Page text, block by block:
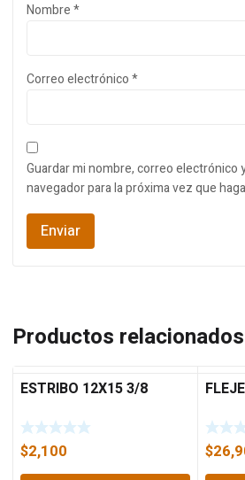
Nombre*
Correo electrónico*
Guardar mi nombre, correo electrónico
navegador para la próxima vez que
Productos relacionados
ESTRIBO 12X15 3/8
$2,100
$